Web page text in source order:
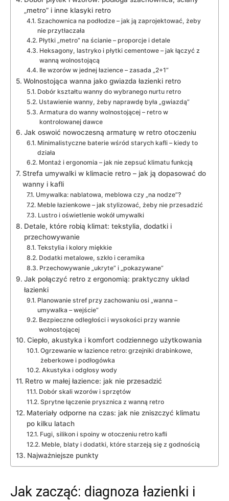
„metro” i inne klasyki retro
Szachownica na podłodze – jak ją zaprojektować, żeby
nie przytłaczała
Płytki „metro” na ścianie – proporcje i detale
Heksagony, lastryko i płytki cementowe – jak łączyć z
wanną wolnostojącą
Ile wzorów w jednej łazience – zasada „2+1”
Wolnostojąca wanna jako gwiazda łazienki retro
Dobór kształtu wanny do wybranego nurtu retro
Ustawienie wanny, żeby naprawdę była „gwiazdą”
Armatura do wanny wolnostojącej – retro w
kontrolowanej dawce
Jak oswoić nowoczesną armaturę w retro otoczeniu
Minimalistyczne baterie wśród starych kafli – kiedy to
działa
Montaż i ergonomia – jak nie zepsuć klimatu funkcją
Strefa umywalki w klimacie retro – jak ją dopasować do
wanny i kafli
Umywalka: nablatowa, meblowa czy „na nodze”?
Meble łazienkowe – jak stylizować, żeby nie przesadzić
Lustro i oświetlenie wokół umywalki
Detale, które robią klimat: tekstylia, dodatki i
przechowywanie
Tekstylia i kolory miękkie
Dodatki metalowe, szkło i ceramika
Przechowywanie „ukryte” i „pokazywane”
Jak połączyć retro z ergonomią: praktyczny układ
łazienki
Planowanie stref przy zachowaniu osi „wanna –
umywalka – wejście”
Bezpieczne odległości i wysokości przy wannie
wolnostojącej
Ciepło, akustyka i komfort codziennego użytkowania
Ogrzewanie w łazience retro: grzejniki drabinkowe,
żeberkowe i podłogówka
Akustyka i odgłosy wody
Retro w małej łazience: jak nie przesadzić
Dobór skali wzorów i sprzętów
Sprytne łączenie prysznica z wanną retro
Materiały odporne na czas: jak nie zniszczyć klimatu
po kilku latach
Fugi, silikon i spoiny w otoczeniu retro kafli
Meble, blaty i dodatki, które starzeją się z godnością
Najważniejsze punkty
Jak zacząć: diagnoza łazienki i